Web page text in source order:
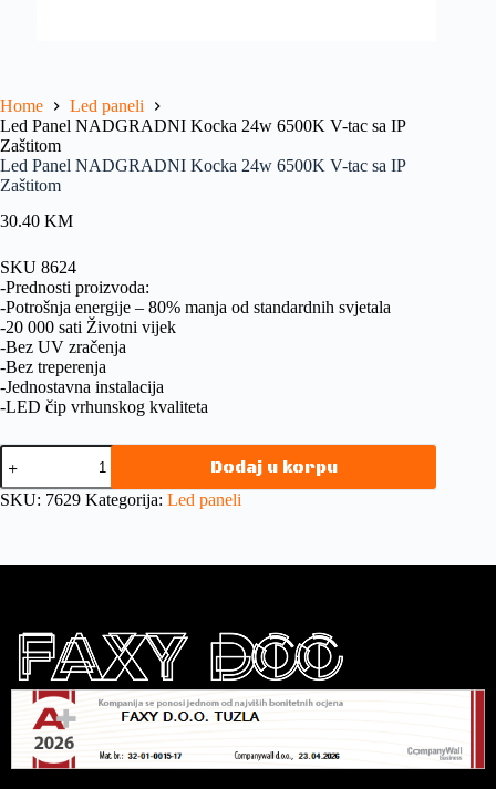
Home
Led paneli
Led Panel NADGRADNI Kocka 24w 6500K V-tac sa IP
Zaštitom
Led Panel NADGRADNI Kocka 24w 6500K V-tac sa IP
Zaštitom
30.40 KM
SKU 8624
-Prednosti proizvoda:
-Potrošnja energije – 80% manja od standardnih svjetala
-20 000 sati Životni vijek
-Bez UV zračenja
-Bez treperenja
-Jednostavna instalacija
-LED čip vrhunskog kvaliteta
Dodaj u korpu
SKU: 7629 Kategorija: Led paneli